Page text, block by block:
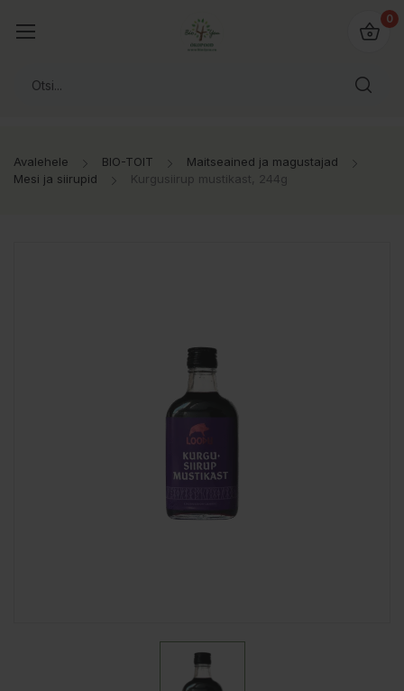
0
Avalehele BIO-TOIT
Maitseained ja magustajad
Mesi ja siirupid
Kurgusiirup mustikast, 244g